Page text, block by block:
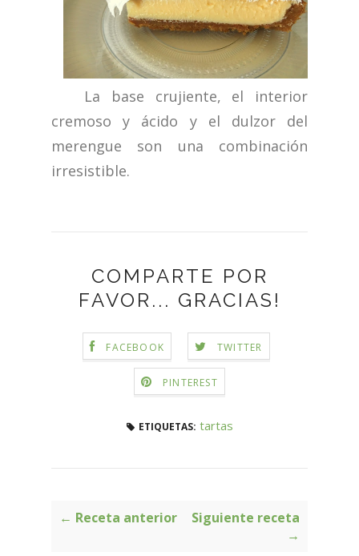
La base crujiente, el interior
cremoso y ácido y el dulzor del
merengue son una combinación
irresistible.
COMPARTE POR
FAVOR... GRACIAS!
FACEBOOK TWITTER
PINTEREST
ETIQUETAS: tartas
← Receta anterior
Siguiente receta
→